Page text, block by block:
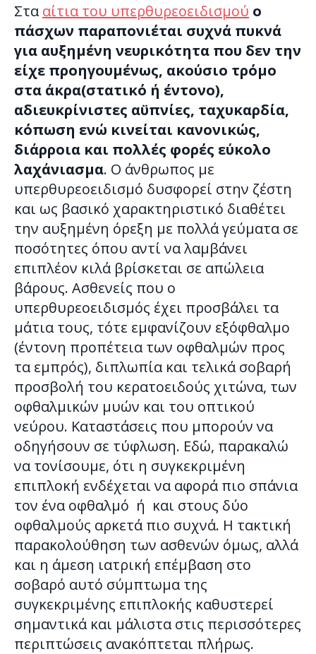
Στααίτια του υπερθυρεοειδισμού ο
πάσχων παραπονιέται συχνά πυκνά
για αυξημένη νευρικότητα που δεν την
είχε προηγουμένως, ακούσιο τρόμο
στα άκρα(στατικό ή έντονο),
αδιευκρίνιστες αϋπνίες, ταχυκαρδία,
κόπωση ενώ κινείται κανονικώς,
διάρροια και πολλές φορές εύκολο
λαχάνιασμα. Ο άνθρωπος με
υπερθυρεοειδισμό δυσφορεί στην ζέστη
και ως βασικό χαρακτηριστικό διαθέτει
την αυξημένη όρεξη με πολλά γεύματα σε
ποσότητες όπου αντί να λαμβάνει
επιπλέον κιλά βρίσκεται σε απώλεια
βάρους. Ασθενείς που ο
υπερθυρεοειδισμός έχει προσβάλει τα
μάτια τους, τότε εμφανίζουν εξόφθαλμο
(έντονη προπέτεια των οφθαλμών προς
τα εμπρός), διπλωπία και τελικά σοβαρή
προσβολή του κερατοειδούς χιτώνα, των
οφθαλμικών μυών και του οπτικού
νεύρου. Καταστάσεις που μπορούν να
οδηγήσουν σε τύφλωση. Εδώ, παρακαλώ
να τονίσουμε, ότι η συγκεκριμένη
επιπλοκή ενδέχεται να αφορά πιο σπάνια
τον ένα οφθαλμό ή και στους δύο
οφθαλμούς αρκετά πιο συχνά. Η τακτική
παρακολούθηση των ασθενών όμως, αλλά
και η άμεση ιατρική επέμβαση στο
σοβαρό αυτό σύμπτωμα της
συγκεκριμένης επιπλοκής καθυστερεί
σημαντικά και μάλιστα στις περισσότερες
περιπτώσεις ανακόπτεται πλήρως.